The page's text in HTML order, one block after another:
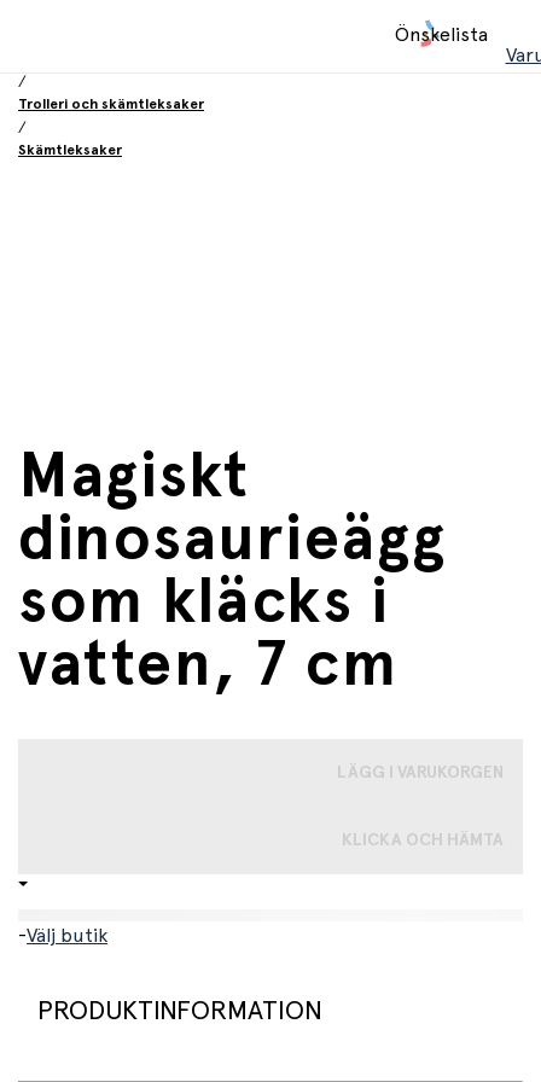
Önskelista
/
Trolleri och skämtleksaker
/
Skämtleksaker
Magiskt
dinosaurieägg
som kläcks i
vatten, 7 cm
LÄGG I VARUKORGEN
KLICKA OCH HÄMTA
-Välj butik
PRODUKTINFORMATION